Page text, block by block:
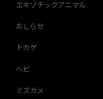
エキゾチックアニマル
おしらせ
トカゲ
ヘビ
ミズガメ